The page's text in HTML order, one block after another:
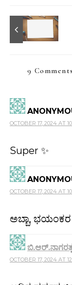
9
OCTOBER 17, 2024 AT
Super ✨
OCTOBER 17, 2024 AT
ಅಬ್ಬಾ, ಭಯಂಕರ
OCTOBER 17, 2024 AT